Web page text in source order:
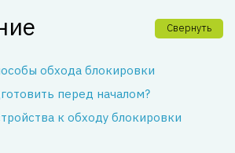
Свернуть
обхода блокировки
перед началом?
к обходу блокировки